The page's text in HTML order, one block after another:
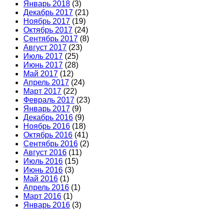
Январь 2018 (3)
Декабрь 2017 (21)
Ноябрь 2017 (19)
Октябрь 2017 (24)
Сентябрь 2017 (8)
Август 2017 (23)
Июль 2017 (25)
Июнь 2017 (28)
Май 2017 (12)
Апрель 2017 (24)
Март 2017 (22)
Февраль 2017 (23)
Январь 2017 (9)
Декабрь 2016 (9)
Ноябрь 2016 (18)
Октябрь 2016 (41)
Сентябрь 2016 (2)
Август 2016 (11)
Июль 2016 (15)
Июнь 2016 (3)
Май 2016 (1)
Апрель 2016 (1)
Март 2016 (1)
Январь 2016 (3)